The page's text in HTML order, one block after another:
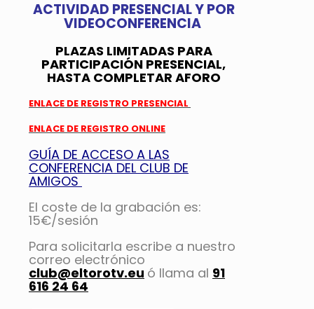
ACTIVIDAD PRESENCIAL Y POR
VIDEOCONFERENCIA
PLAZAS LIMITADAS PARA
PARTICIPACIÓN PRESENCIAL,
HASTA COMPLETAR AFORO
ENLACE DE REGISTRO PRESENCIAL
ENLACE DE REGISTRO ONLINE
GUÍA DE ACCESO A LAS
CONFERENCIA DEL CLUB DE
AMIGOS
El coste de la grabación es:
15€/sesión
Para solicitarla escribe a nuestro
correo electrónico
club@eltorotv.eu ó llama al 91
616 24 64